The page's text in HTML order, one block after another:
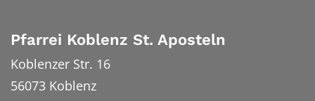
Pfarrei Koblenz St. Aposteln
Koblenzer Str. 16
56073 Koblenz